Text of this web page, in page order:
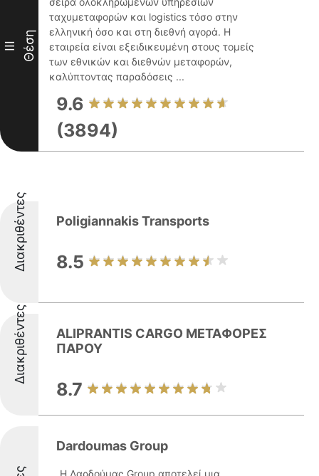
III Θέση
ταχυμεταφορών και logistics τόσο στην
ελληνική όσο και στη διεθνή αγορά. Η
εταιρεία είναι εξειδικευμένη στους τομείς
των εθνικών και διεθνών μεταφορών,
καλύπτοντας παραδόσεις ...
9.6
(3894)
Διακριθέντες Poligiannakis Transports
8.5
Διακριθέντες
ALIPRANTIS CARGO ΜΕΤΑΦΟΡΕΣ
ΠΑΡΟΥ
8.7
Dardoumas Group
Η Δαρδούμας Group αποτελεί μια